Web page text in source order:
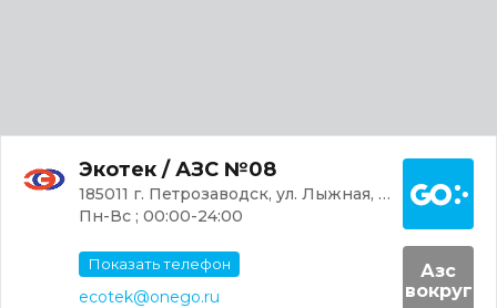
Экотек / АЗС №08
185011 г. Петрозаводск, ул. Лыжная, 1А
Пн-Вс ; 00:00-24:00
Показать телефон
ecotek@onego.ru
Азс
вокруг